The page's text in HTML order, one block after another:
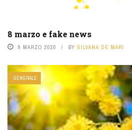
8 marzo e fake news
9 MARZO 2020 BY SILVANA DE MARI
GENERALE